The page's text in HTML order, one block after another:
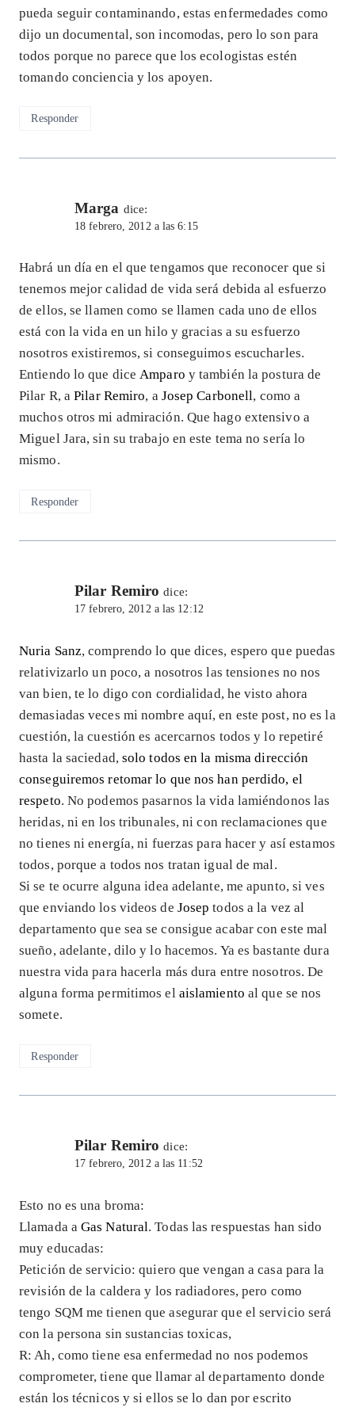
pueda seguir contaminando, estas enfermedades como
dijo un documental, son incomodas, pero lo son para
todos porque no parece que los ecologistas estén
tomando conciencia y los apoyen.
Responder
Marga dice:
18 febrero, 2012 a las 6:15
Habrá un día en el que tengamos que reconocer que si
tenemos mejor calidad de vida será debida al esfuerzo
de ellos, se llamen como se llamen cada uno de ellos
está con la vida en un hilo y gracias a su esfuerzo
nosotros existiremos, si conseguimos escucharles.
Entiendo lo que diceAmparo y también la postura de
Pilar R, aPilar Remiro, aJosep Carbonell, como a
muchos otros mi admiración. Que hago extensivo a
Miguel Jara, sin su trabajo en este tema no sería lo
mismo.
Responder
Pilar Remiro dice:
17 febrero, 2012 a las 12:12
Nuria Sanz, comprendo lo que dices, espero que puedas
relativizarlo un poco, a nosotros las tensiones no nos
van bien, te lo digo con cordialidad, he visto ahora
demasiadas veces mi nombre aquí, en este post, no es la
cuestión, la cuestión es acercarnos todos y lo repetiré
hasta la saciedad, solo todos en la misma dirección
conseguiremos retomar lo que nos han perdido, el
respeto. No podemos pasarnos la vida lamiéndonos las
heridas, ni en los tribunales, ni con reclamaciones que
no tienes ni energía, ni fuerzas para hacer y así estamos
todos, porque a todos nos tratan igual de mal.
Si se te ocurre alguna idea adelante, me apunto, si ves
que enviando los videos de Joseptodos a la vez al
departamento que sea se consigue acabar con este mal
sueño, adelante, dilo y lo hacemos. Ya es bastante dura
nuestra vida para hacerla más dura entre nosotros. De
alguna forma permitimos el aislamiento al que se nos
somete.
Responder
Pilar Remiro dice:
17 febrero, 2012 a las 11:52
Esto no es una broma:
Llamada aGas Natural. Todas las respuestas han sido
muy educadas:
Petición de servicio: quiero que vengan a casa para la
revisión de la caldera y los radiadores, pero como
tengo SQM me tienen que asegurar que el servicio será
con la persona sin sustancias toxicas,
R: Ah, como tiene esa enfermedad no nos podemos
comprometer, tiene que llamar al departamento donde
están los técnicos y si ellos se lo dan por escrito